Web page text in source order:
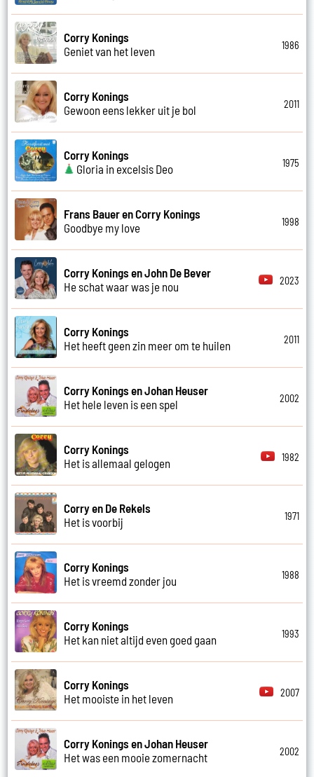
Corry Konings
Geniet van het leven
1986
Corry Konings
Gewoon eens lekker uit je bol
2011
Corry Konings
Gloria in excelsis Deo
1975
Frans Bauer en Corry Konings
Goodbye my love
1998
Corry Konings en John De Bever
He schat waar was je nou
2023
Corry Konings
Het heeft geen zin meer om te huilen
2011
Corry Konings en Johan Heuser
Het hele leven is een spel
2002
Corry Konings
Het is allemaal gelogen
1982
Corry en De Rekels
Het is voorbij
1971
Corry Konings
Het is vreemd zonder jou
1988
Corry Konings
Het kan niet altijd even goed gaan
1993
Corry Konings
Het mooiste in het leven
2007
Corry Konings en Johan Heuser
Het was een mooie zomernacht
2002